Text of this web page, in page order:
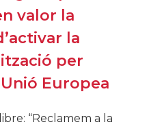
valor la
la
per
Europea
“Reclamem a la